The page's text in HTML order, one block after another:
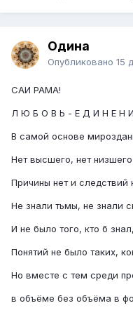
Одина
Опубликовано 15
САИ РАМА!
Л Ю Б О В Ь - Е Д И Н Е Н
В самой основе
Нет высшего, нет
Причины нет и следствий
Не знали тьмы, не знали
И не было того, кто б
Понятий не было таких,
Но вместе с тем среди
в объёме без объёма в